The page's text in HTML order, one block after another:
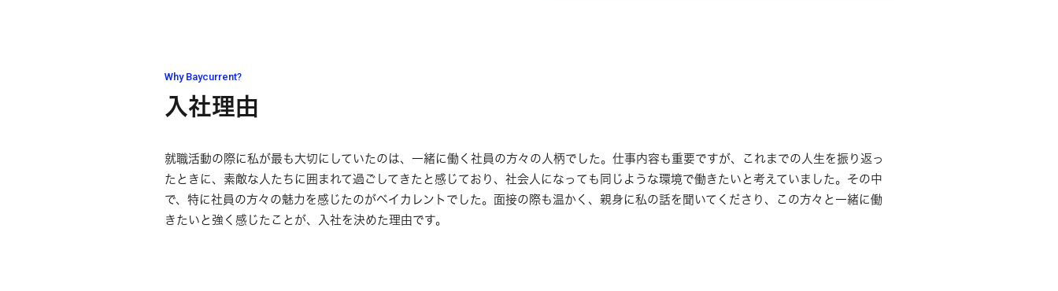
Why Baycurrent?
入社理由
就職活動の際に私が最も大切にしていたのは、一緒に働く社員の方々の人柄でした。仕事内容も重要ですが、これまでの人生を振り返っ
たときに、素敵な人たちに囲まれて過ごしてきたと感じており、社会人になっても同じような環境で働きたいと考えていました。その中
で、特に社員の方々の魅力を感じたのがベイカレントでした。面接の際も温かく、親身に私の話を聞いてくださり、この方々と一緒に働
きたいと強く感じたことが、入社を決めた理由です。